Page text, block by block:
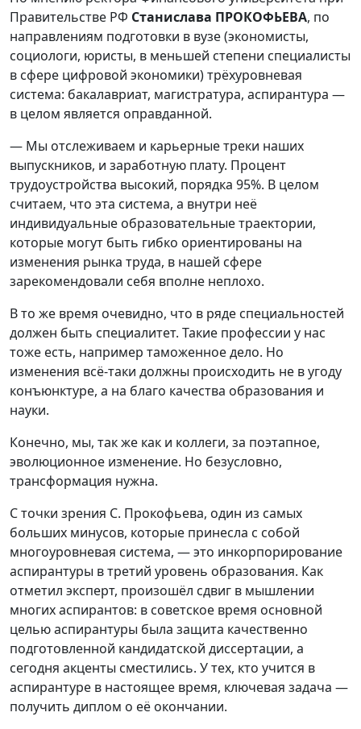
Правительстве РФ Станислава ПРОКОФЬЕВА, по
направлениям подготовки в вузе (экономисты,
социологи, юристы, в меньшей степени специалисты
в сфере цифровой экономики) трёхуровневая
система: бакалавриат, магистратура, аспирантура —
в целом является оправданной.
— Мы отслеживаем и карьерные треки наших
выпускников, и заработную плату. Процент
трудоустройства высокий, порядка 95%. В целом
считаем, что эта система, а внутри неё
индивидуальные образовательные траектории,
которые могут быть гибко ориентированы на
изменения рынка труда, в нашей сфере
зарекомендовали себя вполне неплохо.
В то же время очевидно, что в ряде специальностей
должен быть специалитет. Такие профессии у нас
тоже есть, например таможенное дело. Но
изменения всё-таки должны происходить не в угоду
конъюнктуре, а на благо качества образования и
науки.
Конечно, мы, так же как и коллеги, за поэтапное,
эволюционное изменение. Но безусловно,
трансформация нужна.
С точки зрения С. Прокофьева, один из самых
больших минусов, которые принесла с собой
многоуровневая система, — это инкорпорирование
аспирантуры в третий уровень образования. Как
отметил эксперт, произошёл сдвиг в мышлении
многих аспирантов: в советское время основной
целью аспирантуры была защита качественно
подготовленной кандидатской диссертации, а
сегодня акценты сместились. У тех, кто учится в
аспирантуре в настоящее время, ключевая задача —
получить диплом о её окончании.